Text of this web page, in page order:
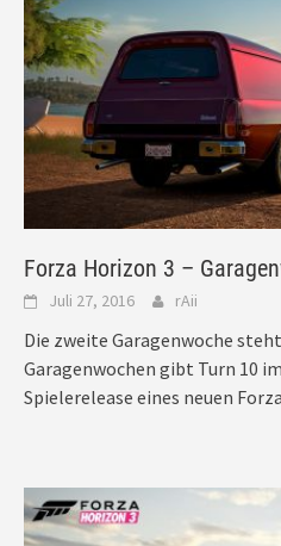
Forza Horizon 3 –
Juli 27, 2016 rAii
Die zweite Garagenwoche
Garagenwochen gibt Turn 10
Spielerelease eines neuen